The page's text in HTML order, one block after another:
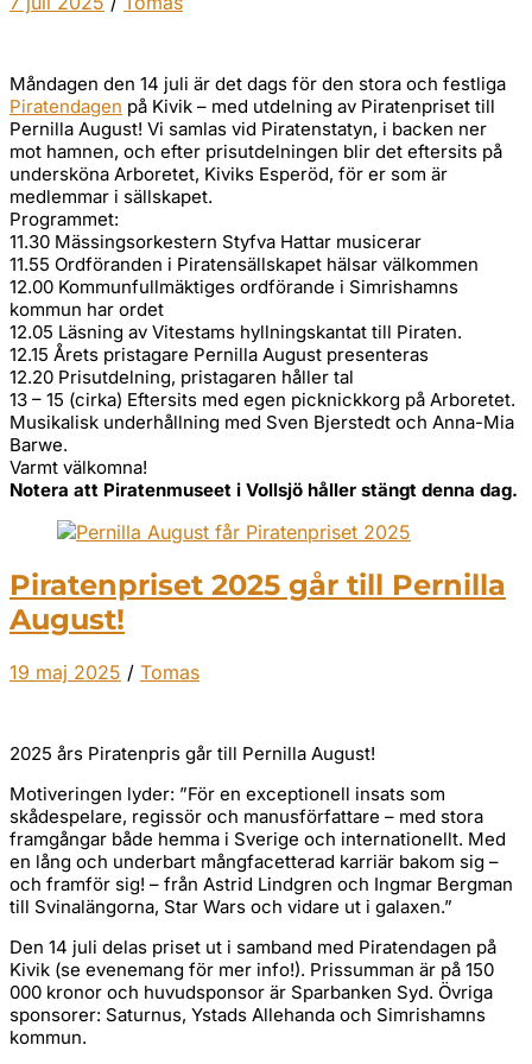
Måndagen den 14 juli är det dags för den stora och festliga
Piratendagen på Kivik – med utdelning av Piratenpriset till
Pernilla August! Vi samlas vid Piratenstatyn, i backen ner
mot hamnen, och efter prisutdelningen blir det eftersits på
undersköna Arboretet, Kiviks Esperöd, för er som är
medlemmar i sällskapet.
Programmet:
11.30 Mässingsorkestern Styfva Hattar musicerar
11.55 Ordföranden i Piratensällskapet hälsar välkommen
12.00 Kommunfullmäktiges ordförande i Simrishamns
kommun har ordet
12.05 Läsning av Vitestams hyllningskantat till Piraten.
12.15 Årets pristagare Pernilla August presenteras
12.20 Prisutdelning, pristagaren håller tal
13 – 15 (cirka) Eftersits med egen picknickkorg på Arboretet.
Musikalisk underhållning med Sven Bjerstedt och Anna-Mia
Barwe.
Varmt välkomna!
Notera att Piratenmuseet i Vollsjö håller stängt denna dag.
Piratenpriset 2025 går till Pernilla
August!
19 maj 2025 / Tomas
2025 års Piratenpris går till Pernilla August!
Motiveringen lyder: ”För en exceptionell insats som
skådespelare, regissör och manusförfattare – med stora
framgångar både hemma i Sverige och internationellt. Med
en lång och underbart mångfacetterad karriär bakom sig –
och framför sig! – från Astrid Lindgren och Ingmar Bergman
till Svinalängorna, Star Wars och vidare ut i galaxen.”
Den 14 juli delas priset ut i samband med Piratendagen på
Kivik (se evenemang för mer info!). Prissumman är på 150
000 kronor och huvudsponsor är Sparbanken Syd. Övriga
sponsorer: Saturnus, Ystads Allehanda och Simrishamns
kommun.